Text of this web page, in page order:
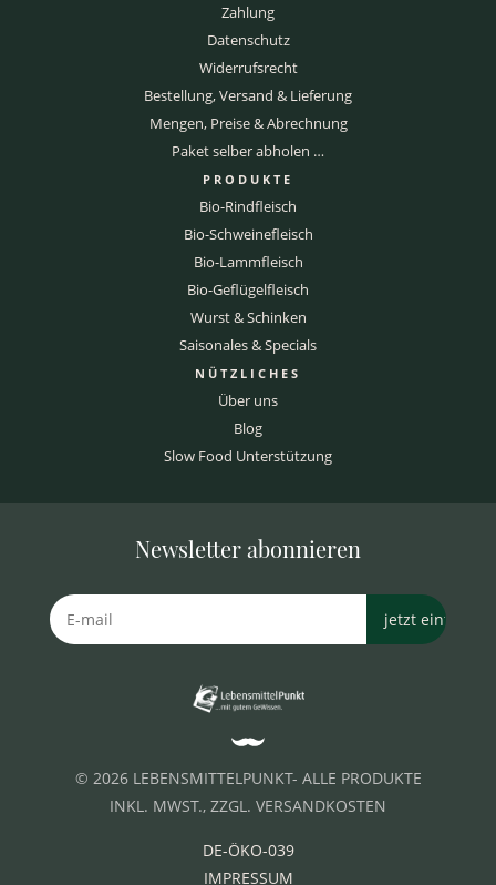
Zahlung
Datenschutz
Widerrufsrecht
Bestellung, Versand & Lieferung
Mengen, Preise & Abrechnung
Paket selber abholen …
PRODUKTE
Bio-Rindfleisch
Bio-Schweinefleisch
Bio-Lammfleisch
Bio-Geflügelfleisch
Wurst & Schinken
Saisonales & Specials
NÜTZLICHES
Über uns
Blog
Slow Food Unterstützung
Newsletter abonnieren
© 2026 LEBENSMITTELPUNKT- ALLE PRODUKTE
INKL. MWST., ZZGL. VERSANDKOSTEN
DE-ÖKO-039
IMPRESSUM